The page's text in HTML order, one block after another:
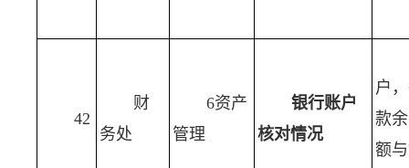
42
财
务处
6资产
管理
银行账户
核对情况
户
款
额